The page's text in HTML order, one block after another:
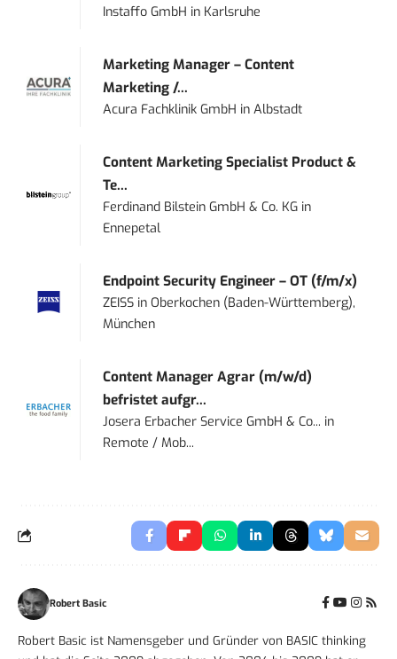
Instaffo GmbH in Karlsruhe
Marketing Manager – Content
Marketing /...
Acura Fachklinik GmbH inAlbstadt
Content Marketing Specialist Product &
Te...
Ferdinand Bilstein GmbH & Co. KG in
Ennepetal
Endpoint Security Engineer – OT (f/m/x)
ZEISS inOberkochen (Baden-Württemberg),
München
Content Manager Agrar (m/w/d)
befristet aufgr...
Josera Erbacher Service GmbH & Co... in
Remote / Mob...
Robert Basic
Robert Basic ist Namensgeber und Gründer von BASIC thinking